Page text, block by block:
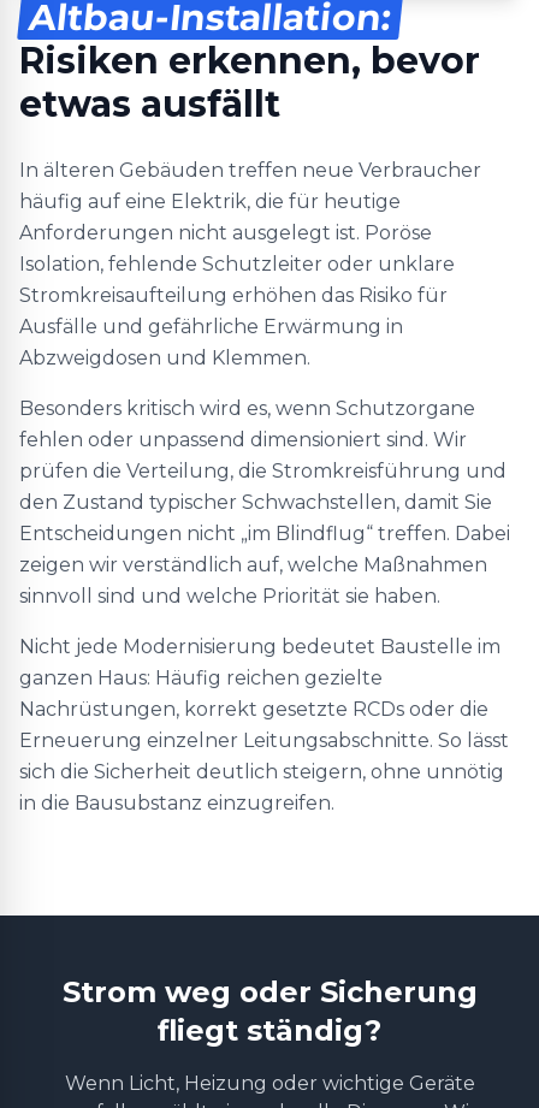
Altbau-Installation:
Risiken erkennen, bevor
etwas ausfällt
In älteren Gebäuden treffen neue Verbraucher
häufig auf eine Elektrik, die für heutige
Anforderungen nicht ausgelegt ist. Poröse
Isolation, fehlende Schutzleiter oder unklare
Stromkreisaufteilung erhöhen das Risiko für
Ausfälle und gefährliche Erwärmung in
Abzweigdosen und Klemmen.
Besonders kritisch wird es, wenn Schutzorgane
fehlen oder unpassend dimensioniert sind. Wir
prüfen die Verteilung, die Stromkreisführung und
den Zustand typischer Schwachstellen, damit Sie
Entscheidungen nicht „im Blindflug“ treffen. Dabei
zeigen wir verständlich auf, welche Maßnahmen
sinnvoll sind und welche Priorität sie haben.
Nicht jede Modernisierung bedeutet Baustelle im
ganzen Haus: Häufig reichen gezielte
Nachrüstungen, korrekt gesetzte RCDs oder die
Erneuerung einzelner Leitungsabschnitte. So lässt
sich die Sicherheit deutlich steigern, ohne unnötig
in die Bausubstanz einzugreifen.
Strom weg oder Sicherung
fliegt ständig?
Wenn Licht, Heizung oder wichtige Geräte